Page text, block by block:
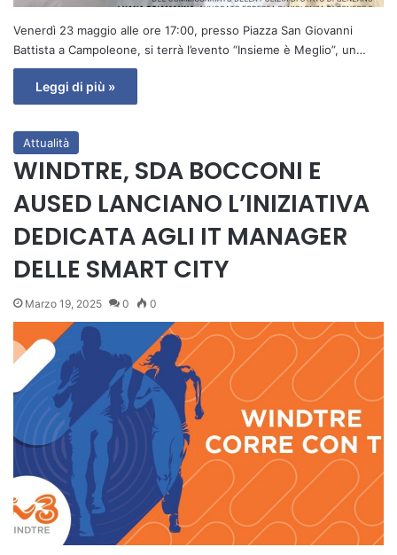
Venerdì 23 maggio alle ore 17:00, presso Piazza San Giovanni
Battista a Campoleone, si terrà l’evento “Insieme è Meglio”, un…
Leggi di più »
Attualità
WINDTRE, SDA BOCCONI E
AUSED LANCIANO L’INIZIATIVA
DEDICATA AGLI IT MANAGER
DELLE SMART CITY
Marzo 19, 2025 0 0